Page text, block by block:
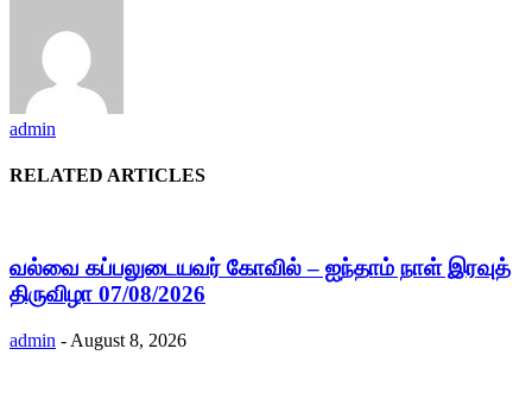
admin
RELATED ARTICLES
வல்வை கப்பலுடையவர் கோவில் – ஐந்தாம் நாள் இரவுத்
திருவிழா 07/08/2026
admin - August 8, 2026